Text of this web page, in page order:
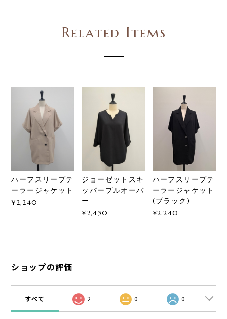
Related Items
ハーフスリーブテ
ーラージャケット
¥2,240
ジョーゼットスキ
ッパープルオーバ
ー
¥2,450
ハーフスリーブテ
ーラージャケット
(ブラック)
¥2,240
ショップの評価
すべて 2 0 0